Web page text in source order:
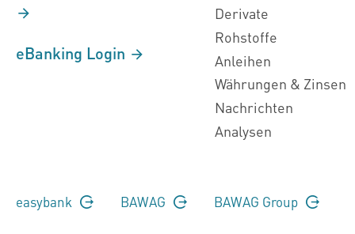
eBanking Login
Derivate
Rohstoffe
Anleihen
Währungen & Zinsen
Nachrichten
Analysen
easybank BAWAG BAWAG Group